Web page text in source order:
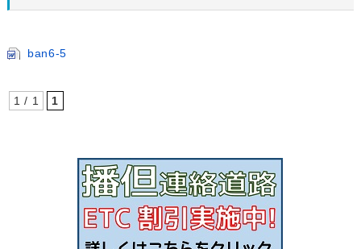
ban6-5
1 / 1 1